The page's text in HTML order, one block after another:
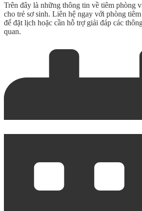
Trên đây là những thông tin về tiêm phòng
cho trẻ sơ sinh. Liên hệ ngay với phòng
để đặt lịch hoặc cần hỗ trợ giải đáp các
quan.